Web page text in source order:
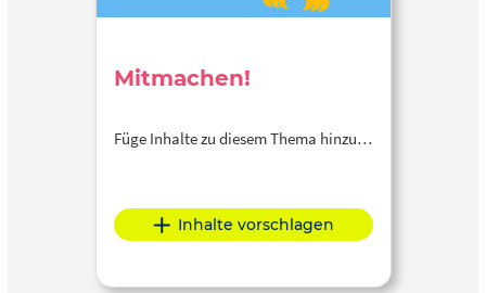
Mitmachen!
Füge Inhalte zu diesem Thema hinzu…
Inhalte vorschlagen